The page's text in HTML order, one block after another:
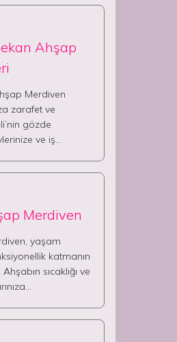
Ahşap
Merdiven
zarafet ve
gözde
ve iş…
Merdiven
yaşam
katmanın
sıcaklığı ve